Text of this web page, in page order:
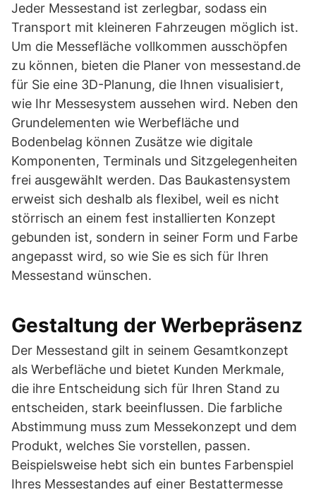
Jeder Messestand ist zerlegbar, sodass ein
Transport mit kleineren Fahrzeugen möglich ist.
Um die Messefläche vollkommen ausschöpfen
zu können, bieten die Planer von messestand.de
für Sie eine 3D-Planung, die Ihnen visualisiert,
wie Ihr Messesystem aussehen wird. Neben den
Grundelementen wie Werbefläche und
Bodenbelag können Zusätze wie digitale
Komponenten, Terminals und Sitzgelegenheiten
frei ausgewählt werden. Das Baukastensystem
erweist sich deshalb als flexibel, weil es nicht
störrisch an einem fest installierten Konzept
gebunden ist, sondern in seiner Form und Farbe
angepasst wird, so wie Sie es sich für Ihren
Messestand wünschen.
Gestaltung der Werbepräsenz
Der Messestand gilt in seinem Gesamtkonzept
als Werbefläche und bietet Kunden Merkmale,
die ihre Entscheidung sich für Ihren Stand zu
entscheiden, stark beeinflussen. Die farbliche
Abstimmung muss zum Messekonzept und dem
Produkt, welches Sie vorstellen, passen.
Beispielsweise hebt sich ein buntes Farbenspiel
Ihres Messestandes auf einer Bestattermesse